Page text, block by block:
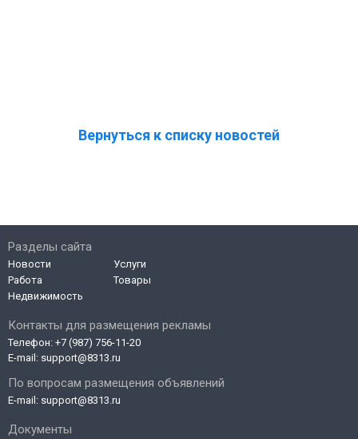
Вернуться к списку новостей
Контакты для размещения рекламы
Телефон: +7 (987) 756-11-20
E-mail: support@8313.ru
По вопросам размещения объявлений
E-mail: support@8313.ru
Документы
Разделы сайта
Новости
Работа
Недвижимость
Услуги
Товары